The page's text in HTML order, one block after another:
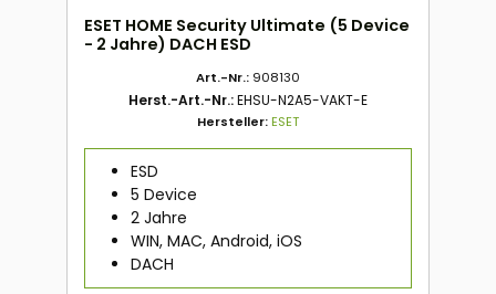
ESET HOME Security Ultimate (5 Device
- 2 Jahre) DACH ESD
Art.-Nr.: 908130
Herst.-Art.-Nr.:EHSU-N2A5-VAKT-E
Hersteller:ESET
ESD
5 Device
2 Jahre
WIN, MAC, Android, iOS
DACH